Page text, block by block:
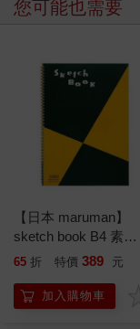
您可能也需要
【日本 maruman】
sketch book B4 素描
本 繪圖本 空白繪圖本
65 折 特價 389 元
加入購物車